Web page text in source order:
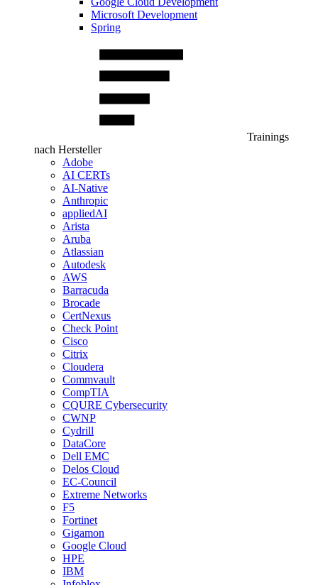
Microsoft Development
Spring
Trainings
nach Hersteller
Adobe
AI CERTs
AI-Native
Anthropic
appliedAI
Arista
Aruba
Atlassian
Autodesk
AWS
Barracuda
Brocade
CertNexus
Check Point
Cisco
Citrix
Cloudera
Commvault
CompTIA
CQURE Cybersecurity
CWNP
Cydrill
DataCore
Dell EMC
Delos Cloud
EC-Council
Extreme Networks
F5
Fortinet
Gigamon
Google Cloud
HPE
IBM